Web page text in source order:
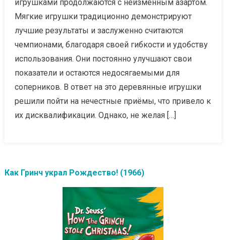
игрушками продолжаются с неизменным азартом.
Мягкие игрушки традиционно демонстрируют
лучшие результаты и заслуженно считаются
чемпионами, благодаря своей гибкости и удобству
использования. Они постоянно улучшают свои
показатели и остаются недосягаемыми для
соперников. В ответ на это деревянные игрушки
решили пойти на нечестные приёмы, что привело к
их дисквалификации. Однако, не желая […]
Как Гринч украл Рождество! (1966)